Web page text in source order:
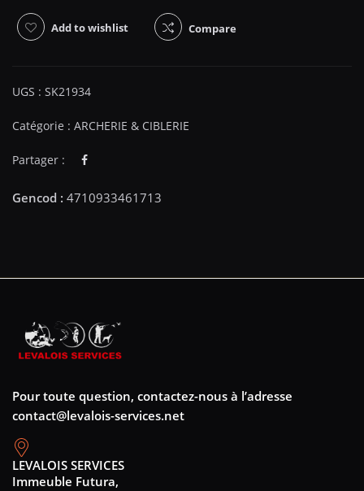
Add to wishlist Compare
UGS : SK21934
Catégorie : ARCHERIE & CIBLERIE
Partager :
Pour toute question, contactez-nous à l’adresse
contact@levalois-services.net
LEVALOIS SERVICES
Immeuble Futura,